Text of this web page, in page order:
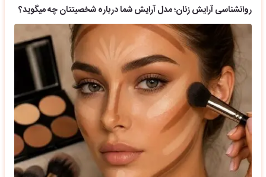
روانشناسی آرایش زنان؛ مدل آرایش شما درباره شخصیتتان چه میگوید؟